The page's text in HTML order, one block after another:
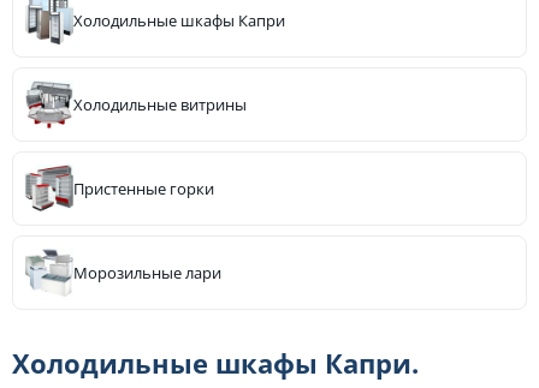
Холодильные шкафы Капри
Холодильные витрины
Пристенные горки
Морозильные лари
Холодильные шкафы Капри.